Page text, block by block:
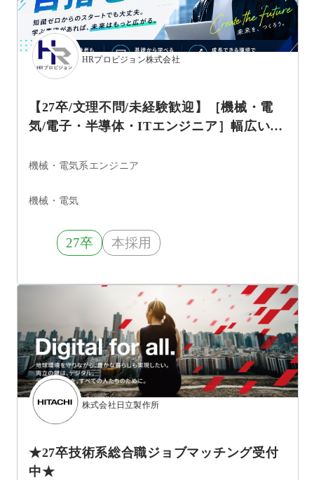
HRプロビジョン株式会社
【27卒/文理不問/未経験歓迎】［機械・電
気/電子・半導体・ITエンジニア］幅広いプ
拓く
機械・電気系エンジニア
機械・電気
27卒 本採用
株式会社日立製作所
★27卒技術系総合職ジョブマッチング受付
中★